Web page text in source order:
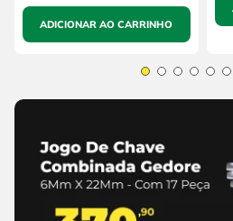
ADICIONAR AO CARRINHO